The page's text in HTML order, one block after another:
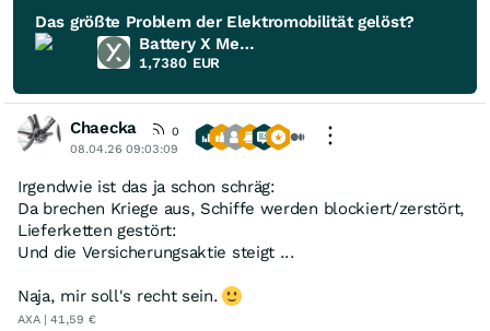
Das größte Problem der Elektromobilität gelöst?
Battery X Metals
1,7380 EUR
Chaecka
0
08.04.26 09:03:09
Irgendwie ist das ja schon schräg:
Da brechen Kriege aus, Schiffe werden blockiert/zerstört,
Lieferketten gestört:
Und die Versicherungsaktie steigt ...
Naja, mir soll's recht sein.
AXA | 41,59 €